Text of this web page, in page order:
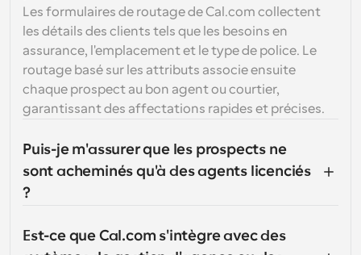
Les formulaires de routage de Cal.com collectent
les détails des clients tels que les besoins en
assurance, l'emplacement et le type de police. Le
routage basé sur les attributs associe ensuite
chaque prospect au bon agent ou courtier,
garantissant des affectations rapides et précises.
Puis-je m'assurer que les prospects ne
sont acheminés qu'à des agents licenciés
?
Est-ce que Cal.com s'intègre avec des